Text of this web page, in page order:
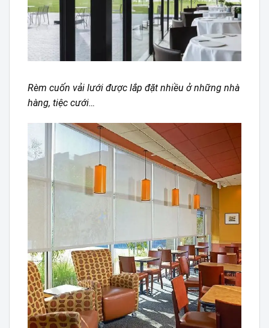
Rèm cuốn vải lưới được lắp đặt nhiều ở những nhà
hàng, tiệc cưới…